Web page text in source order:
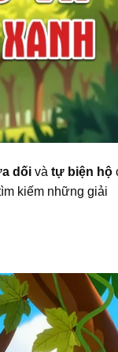
dối và tự biện hộ
kiếm những giải